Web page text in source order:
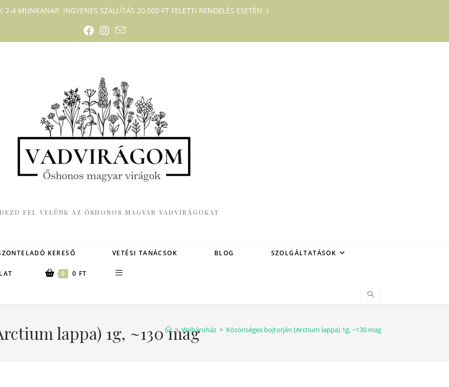
2-4 MUNKANAP. INGYENES SZÁLLÍTÁS 20.000 FT FELETTI RENDELÉS ESETÉN :)
FEL VELÜNK AZ ŐSHONOS MAGYAR VADVIRÁGOKAT
KERESŐ VETÉSI TANÁCSOK BLOG SZOLGÁLTATÁSOK
0 0 FT
lappa) 1g, ~130 mag
> Webáruház > Közönséges bojtorján (Arctium lappa) 1g, ~130 mag